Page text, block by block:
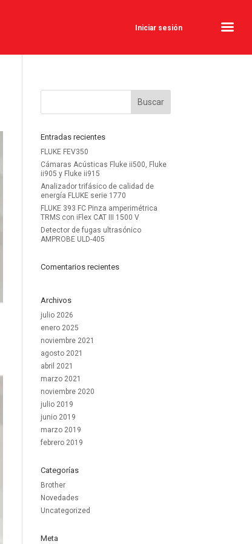
Iniciar sesión
Entradas recientes
FLUKE FEV350
Cámaras Acústicas Fluke ii500, Fluke
ii905 y Fluke ii915
Analizador trifásico de calidad de
energía FLUKE serie 1770
FLUKE 393 FC Pinza amperimétrica
TRMS con iFlex CAT III 1500 V
Detector de fugas ultrasónico
AMPROBE ULD-405
Comentarios recientes
Archivos
julio 2026
enero 2025
noviembre 2021
agosto 2021
abril 2021
marzo 2021
noviembre 2020
julio 2019
junio 2019
marzo 2019
febrero 2019
Categorías
Brother
Novedades
Uncategorized
Meta